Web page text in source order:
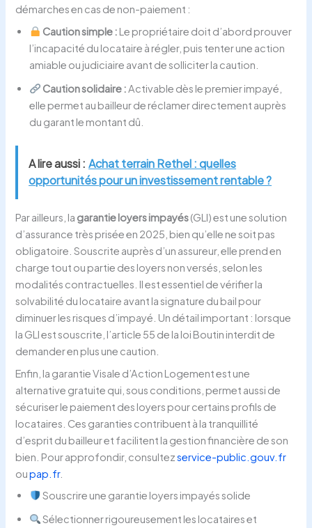
démarches en cas de non-paiement :
Caution simple : Le propriétaire doit d’abord prouver
l’incapacité du locataire à régler, puis tenter une action
amiable ou judiciaire avant de solliciter la caution.
Caution solidaire :Activable dès le premier impayé,
elle permet au bailleur de réclamer directement auprès
du garant le montant dû.
A lire aussi : Achat terrain Rethel : quelles
opportunités pour un investissement rentable ?
Par ailleurs, la garantie loyers impayés(GLI) est une solution
d’assurance très prisée en 2025, bien qu’elle ne soit pas
obligatoire. Souscrite auprès d’un assureur, elle prend en
charge tout ou partie des loyers non versés, selon les
modalités contractuelles. Il est essentiel de vérifier la
solvabilité du locataire avant la signature du bail pour
diminuer les risques d’impayé. Un détail important : lorsque
la GLI est souscrite, l’article 55 de la loi Boutin interdit de
demander en plus une caution.
Enfin, la garantie Visale d’Action Logement est une
alternative gratuite qui, sous conditions, permet aussi de
sécuriser le paiement des loyers pour certains profils de
locataires. Ces garanties contribuent à la tranquillité
d’esprit du bailleur et facilitent la gestion financière de son
bien. Pour approfondir, consultezservice-public.gouv.fr
oupap.fr.
Souscrire une garantie loyers impayés solide
Sélectionner rigoureusement les locataires et